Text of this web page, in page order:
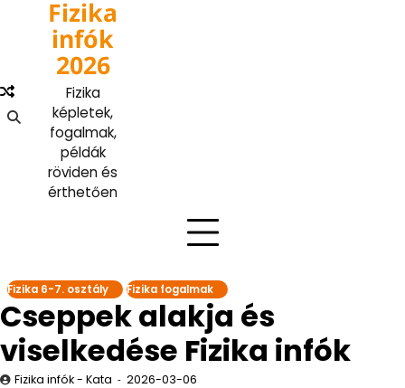
content
Fizika
infók
2026
Fizika
képletek,
fogalmak,
példák
röviden és
érthetően
Fizika 6-7. osztály Fizika fogalmak
Cseppek alakja és
viselkedése Fizika infók
Fizika infók - Kata 2026-03-06